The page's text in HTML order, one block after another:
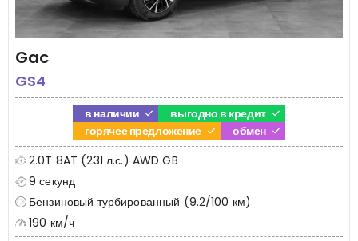
Gac
GS4
в наличии
выгодно в кредит
горячее предложение
обмен
2.0T 8AT (231 л.с.) AWD GB
9 секунд
Бензиновый турбированный (9.2/100 км)
190 км/ч